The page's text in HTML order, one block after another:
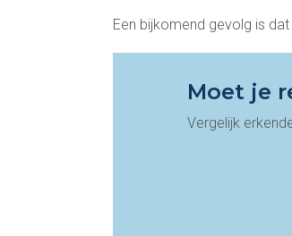
Een bijkomend gevolg is
Moet je
Vergelijk